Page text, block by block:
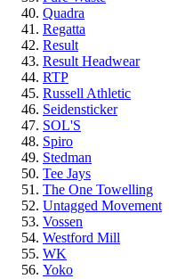
Quadra
Regatta
Result
Result Headwear
RTP
Russell Athletic
Seidensticker
SOL'S
Spiro
Stedman
Tee Jays
The One Towelling
Untagged Movement
Vossen
Westford Mill
WK
Yoko